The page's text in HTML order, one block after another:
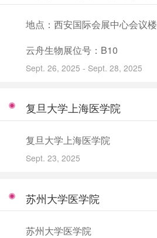
地点：西安国际会展中心会议楼
云舟生物展位号：B10
Sept. 26, 2025 - Sept. 28, 2025
复旦大学上海医学院
复旦大学上海医学院
Sept. 23, 2025
苏州大学医学院
苏州大学医学院